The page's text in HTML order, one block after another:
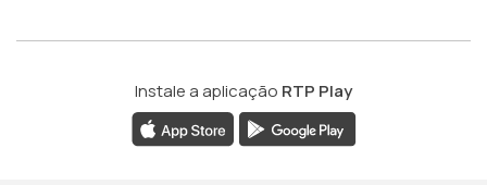
Instale a aplicação RTP Play